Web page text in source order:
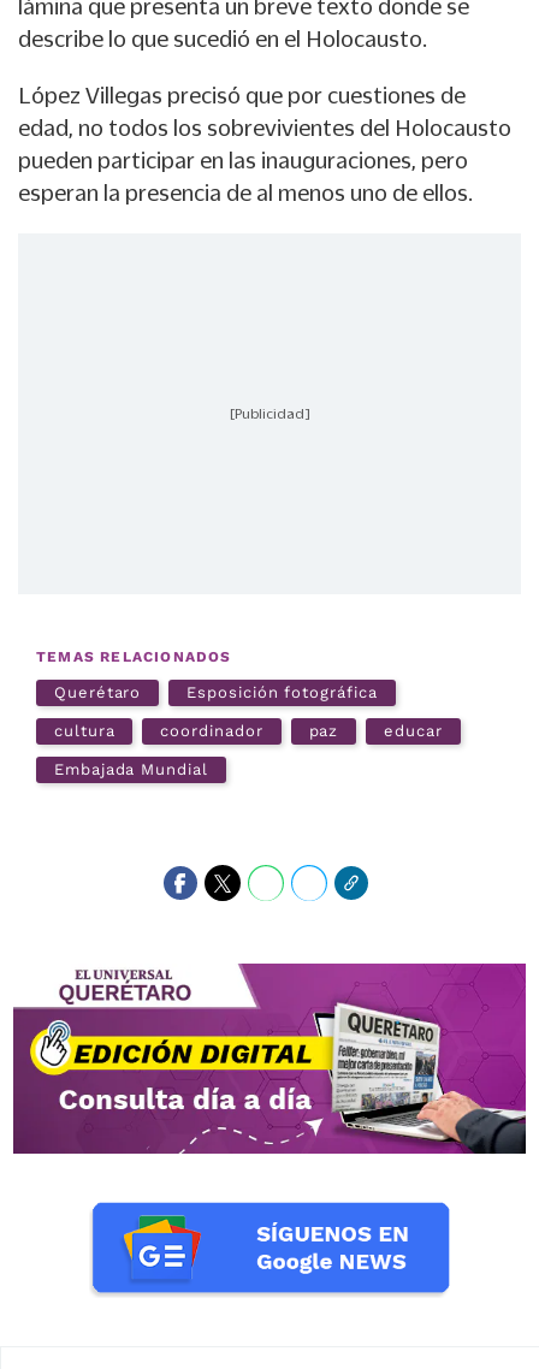
lámina que presenta un breve texto donde se
describe lo que sucedió en el Holocausto.
López Villegas precisó que por cuestiones de
edad, no todos los sobrevivientes del Holocausto
pueden participar en las inauguraciones, pero
esperan la presencia de al menos uno de ellos.
[Publicidad]
TEMAS RELACIONADOS
Querétaro Esposición fotográfica
cultura coordinador paz educar
Embajada Mundial